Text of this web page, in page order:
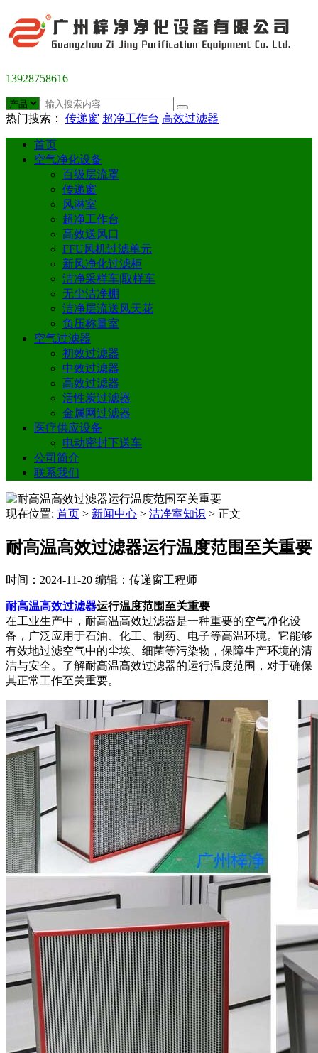
13928758616
热门搜索： 传递窗 超净工作台 高效过滤器
首页
空气净化设备
百级层流罩
传递窗
风淋室
超净工作台
高效送风口
FFU风机过滤单元
新风净化过滤柜
洁净采样车|取样车
无尘洁净棚
洁净层流送风天花
负压称量室
空气过滤器
初效过滤器
中效过滤器
高效过滤器
活性炭过滤器
金属网过滤器
医疗供应设备
电动密封下送车
公司简介
联系我们
现在位置: 首页 > 新闻中心 > 洁净室知识 > 正文
耐高温高效过滤器运行温度范围至关重要
时间：2024-11-20 编辑：传递窗工程师
耐高温高效过滤器运行温度范围至关重要
在工业生产中，耐高温高效过滤器是一种重要的空气净化设
备，广泛应用于石油、化工、制药、电子等高温环境。它能够
有效地过滤空气中的尘埃、细菌等污染物，保障生产环境的清
洁与安全。了解耐高温高效过滤器的运行温度范围，对于确保
其正常工作至关重要。